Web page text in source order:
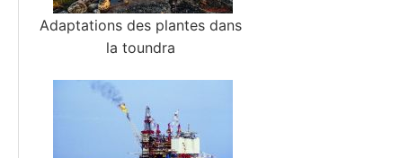
Adaptations des plantes dans
la toundra